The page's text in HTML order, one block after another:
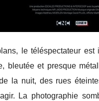
le téléspectateur est
bleutée et presque
la nuit, des rues
La photographie